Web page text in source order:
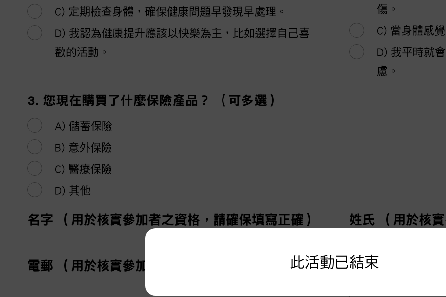
C) 定期檢查身體，確保健康問題早發現早處理。
D) 我認為健康提升應該以快樂為主，比如選擇自己喜
歡的活動。
傷。
C) 當身體感
D) 我平時就
慮。
3. 您現在購買了什麼保險產品？ （可多選）
A) 儲蓄保險
B) 意外保險
C) 醫療保險
D) 其他
名字 （用於核實參加者之資格，請確保填寫正確） 姓氏 （用於核
電郵 （用於核實參加者之資格，請確保填寫正確） 性別
此活動已結束